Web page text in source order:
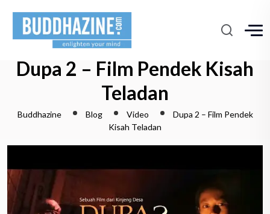
Dupa 2 – Film Pendek Kisah
Teladan
Buddhazine Blog Video
Dupa 2 – Film Pendek
Kisah Teladan